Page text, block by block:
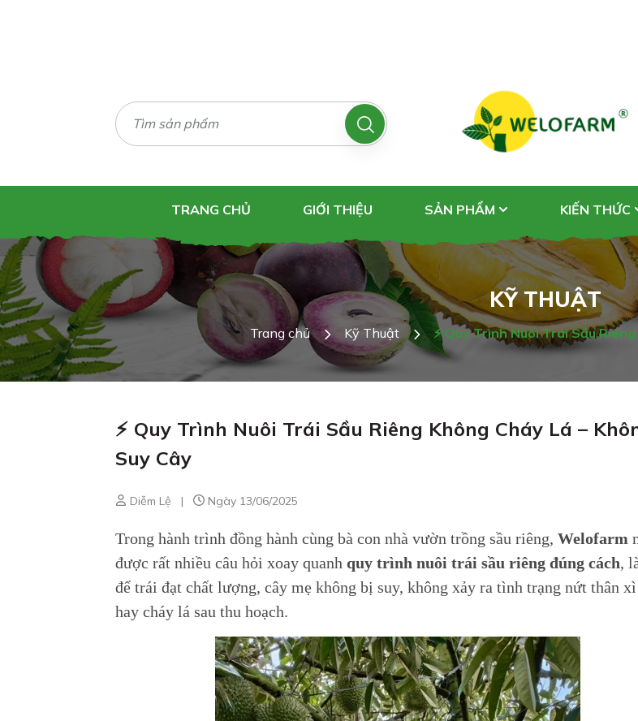
TRANG CHỦ GIỚI THIỆU SẢN PHẨM KIẾN THỨC
KỸ THUẬT
Trang chủ Kỹ Thuật ⚡ Quy Trình Nuôi Trái Sầu
⚡ Quy Trình Nuôi Trái Sầu Riêng Không Cháy Lá –
Suy Cây
Diễm Lệ | Ngày 13/06/2025
Trong hành trình đồng hành cùng bà con nhà vườn trồng sầu riêng, Welofarm
được rất nhiều câu hỏi xoay quanh quy trình nuôi trái sầu riêng đúng cách,
để trái đạt chất lượng, cây mẹ không bị suy, không xảy ra tình trạng nứt thân
hay cháy lá sau thu hoạch.